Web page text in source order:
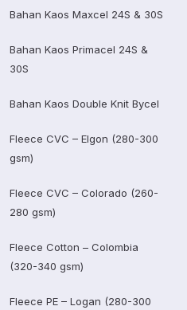
Bahan Kaos Maxcel 24S & 30S
Bahan Kaos Primacel 24S &
30S
Bahan Kaos Double Knit Bycel
Fleece CVC – Elgon (280-300
gsm)
Fleece CVC – Colorado (260-
280 gsm)
Fleece Cotton – Colombia
(320-340 gsm)
Fleece PE – Logan (280-300